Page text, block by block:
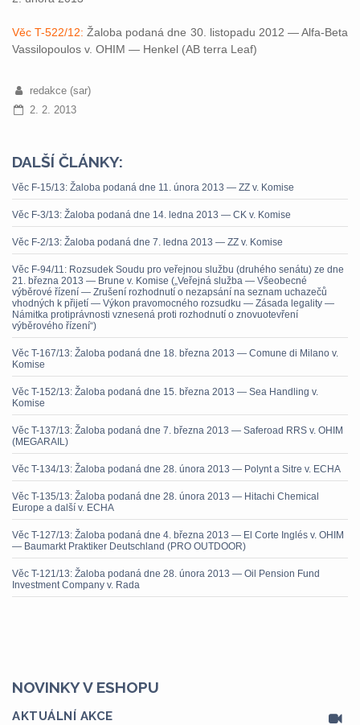
Věc T-522/12: Žaloba podaná dne 30. listopadu 2012 — Alfa-Beta
Vassilopoulos v. OHIM — Henkel (AB terra Leaf)
redakce (sar)
2. 2. 2013
DALŠÍ ČLÁNKY:
Věc F-15/13: Žaloba podaná dne 11. února 2013 — ZZ v. Komise
Věc F-3/13: Žaloba podaná dne 14. ledna 2013 — CK v. Komise
Věc F-2/13: Žaloba podaná dne 7. ledna 2013 — ZZ v. Komise
Věc F-94/11: Rozsudek Soudu pro veřejnou službu (druhého senátu) ze dne
21. března 2013 — Brune v. Komise („Veřejná služba — Všeobecné
výběrové řízení — Zrušení rozhodnutí o nezapsání na seznam uchazečů
vhodných k přijetí — Výkon pravomocného rozsudku — Zásada legality —
Námitka protiprávnosti vznesená proti rozhodnutí o znovuotevření
výběrového řízení“)
Věc T-167/13: Žaloba podaná dne 18. března 2013 — Comune di Milano v.
Komise
Věc T-152/13: Žaloba podaná dne 15. března 2013 — Sea Handling v.
Komise
Věc T-137/13: Žaloba podaná dne 7. března 2013 — Saferoad RRS v. OHIM
(MEGARAIL)
Věc T-134/13: Žaloba podaná dne 28. února 2013 — Polynt a Sitre v. ECHA
Věc T-135/13: Žaloba podaná dne 28. února 2013 — Hitachi Chemical
Europe a další v. ECHA
Věc T-127/13: Žaloba podaná dne 4. března 2013 — El Corte Inglés v. OHIM
— Baumarkt Praktiker Deutschland (PRO OUTDOOR)
Věc T-121/13: Žaloba podaná dne 28. února 2013 — Oil Pension Fund
Investment Company v. Rada
NOVINKY V ESHOPU
AKTUÁLNÍ AKCE